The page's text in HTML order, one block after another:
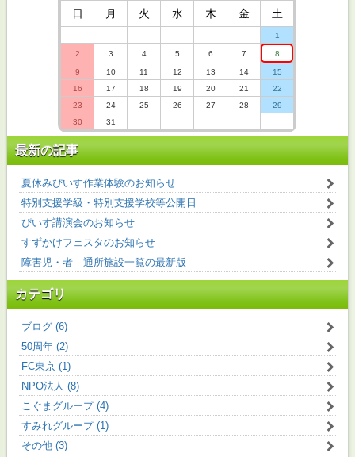
日 月 火 水 木 金 土
1
2 3 4 5 6 7 8
9 10 11 12 13 14
15
16
17 18 19 20 21
22
23
24 25 26 27 28
29
30
31
最新の記事
夏休みぴいす作業体験のお知らせ
特別支援学級・特別支援学校等公開日
ぴいす講演会のお知らせ
すずかけフェスタのお知らせ
障害児・者 通所施設一覧の最新版
カテゴリ
ブログ (6)
50周年 (2)
FC東京 (1)
NPO法人 (8)
こぐまグループ (4)
すみれグループ (1)
その他 (3)